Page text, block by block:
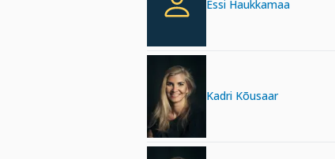
Essi Haukkamaa
Kadri Kõusaar